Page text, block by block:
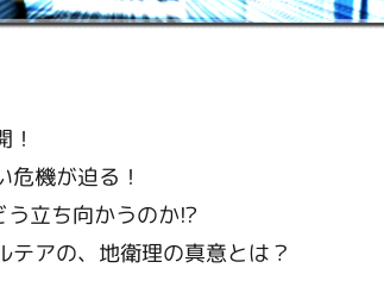
機が迫る！
う立ち向かうのか!?
アの、地衛理の真意とは？